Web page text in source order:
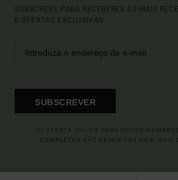
SUBSCREVE PARA RECEBERES AS MAIS
E OFERTAS EXCLUSIVAS.
SUBSCREVER